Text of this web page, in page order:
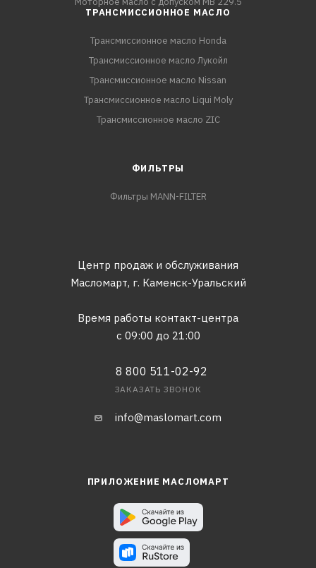
ТРАНСМИССИОННОЕ МАСЛО
Трансмиссионное масло Honda
Трансмиссионное масло Лукойл
Трансмиссионное масло Nissan
Трансмиссионное масло Liqui Moly
Трансмиссионное масло ZIC
ФИЛЬТРЫ
Фильтры MANN-FILTER
Центр продаж и обслуживания
Масломарт, г. Каменск-Уральский
Время работы контакт-центра
с 09:00 до 21:00
8 800 511-02-92
ЗАКАЗАТЬ ЗВОНОК
info@maslomart.com
ПРИЛОЖЕНИЕ МАСЛОМАРТ